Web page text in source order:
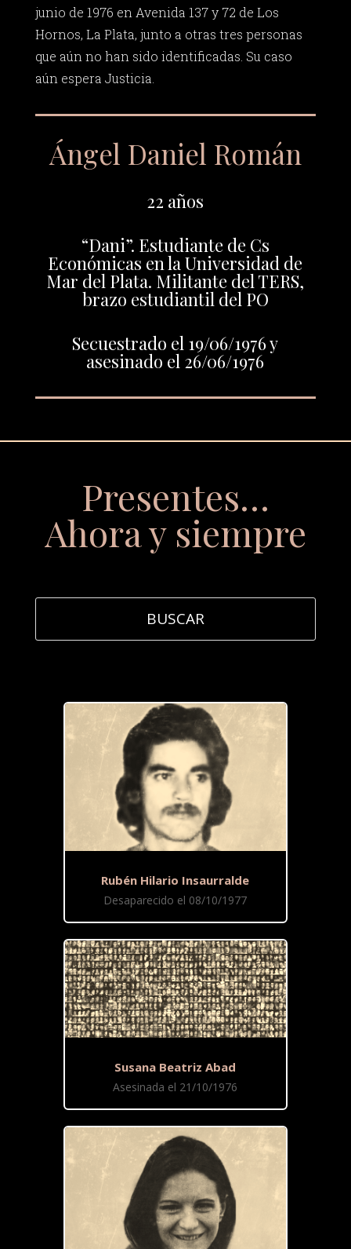
junio de 1976 en Avenida 137 y 72 de Los
Hornos, La Plata, junto a otras tres personas
que aún no han sido identificadas. Su caso
aún espera Justicia.
Ángel Daniel Román
22 años
“Dani”. Estudiante de Cs
Económicas en la Universidad de
Mar del Plata. Militante del TERS,
brazo estudiantil del PO
Secuestrado el 19/06/1976 y
asesinado el 26/06/1976
Presentes…
Ahora y siempre
Rubén Hilario Insaurralde
Desaparecido el 08/10/1977
Susana Beatriz Abad
Asesinada el 21/10/1976